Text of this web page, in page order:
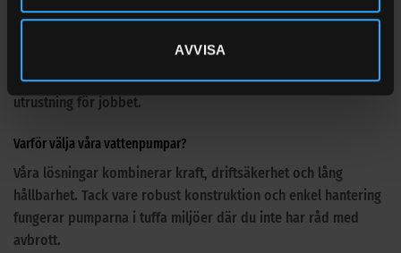
AVVISA
verksamheter. Hos Sijab hittar du ett brett sortiment av
kontinuerlig vattenförsörjning. Oavsett om du hanterar
regnvatten, tömmer en källare eller fyller en tank, har vi rätt
utrustning för jobbet.
Varför välja våra vattenpumpar?
Våra lösningar kombinerar kraft, driftsäkerhet och lång
hållbarhet. Tack vare robust konstruktion och enkel hantering
fungerar pumparna i tuffa miljöer där du inte har råd med
avbrott.